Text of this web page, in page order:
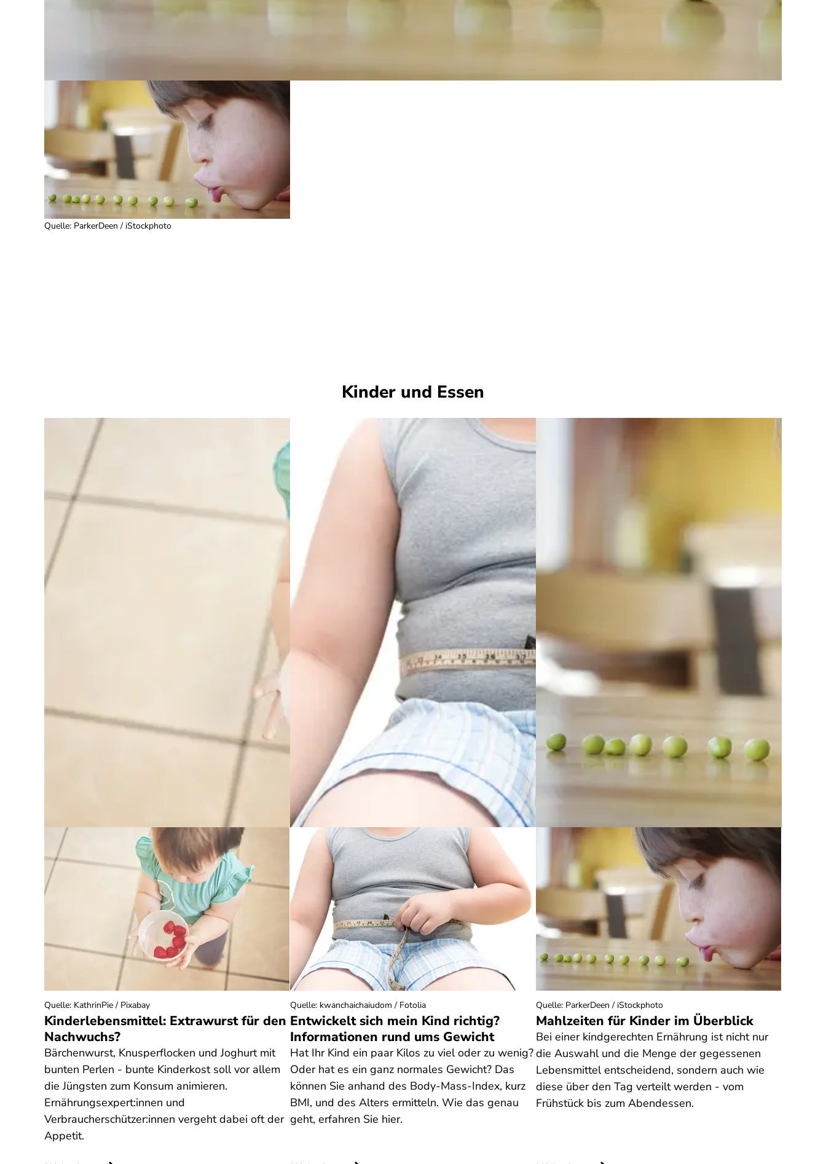
Quelle: ParkerDeen / iStockphoto
Kinder und Essen
Kinderlebensmittel: Extrawurst für den
Nachwuchs?
Bärchenwurst, Knusperflocken und Joghurt mit
bunten Perlen - bunte Kinderkost soll vor allem
die Jüngsten zum Konsum animieren.
Ernährungsexpert:innen und
Verbraucherschützer:innen vergeht dabei oft der
Appetit.
Quelle: KathrinPie / Pixabay
Entwickelt sich mein Kind richtig?
Informationen rund ums Gewicht
Hat Ihr Kind ein paar Kilos zu viel oder zu wenig?
Oder hat es ein ganz normales Gewicht? Das
können Sie anhand des Body-Mass-Index, kurz
BMI, und des Alters ermitteln. Wie das genau
geht, erfahren Sie hier.
Quelle: kwanchaichaiudom / Fotolia
Mahlzeiten für Kinder im Überblick
Bei einer kindgerechten Ernährung ist nicht nur
die Auswahl und die Menge der gegessenen
Lebensmittel entscheidend, sondern auch wie
diese über den Tag verteilt werden - vom
Frühstück bis zum Abendessen.
Quelle: ParkerDeen / iStockphoto